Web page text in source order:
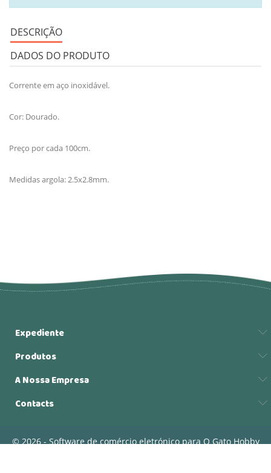
DESCRIÇÃO
DADOS DO PRODUTO
Corrente em aço inoxidável.
Cor: Dourado.
Preço por cada 100cm.
Medidas argola: 2.5x2.8mm.
Expediente
Produtos
A Nossa Empresa
Contacts
© 2026 - Software de comércio eletrónico para O Gato Hobby